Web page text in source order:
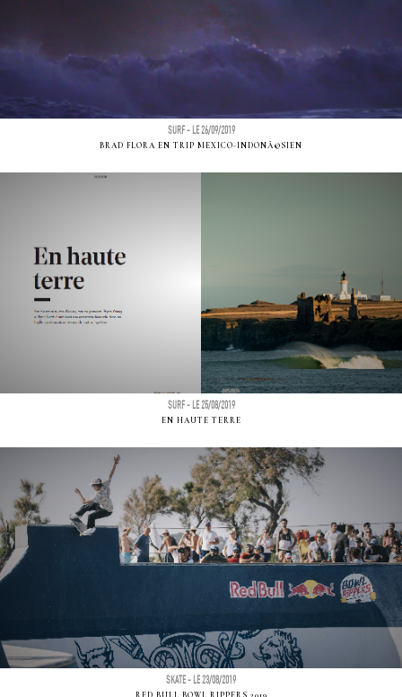
SURF - LE 26/09/2019
BRAD FLORA EN TRIP MEXICO-INDONÃ©SIEN
SURF - LE 25/08/2019
EN HAUTE TERRE
SKATE - LE 23/08/2019